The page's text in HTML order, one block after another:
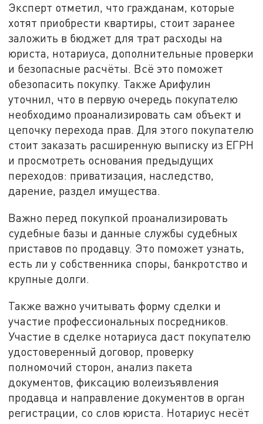
Эксперт отметил, что гражданам, которые
хотят приобрести квартиры, стоит заранее
заложить в бюджет для трат расходы на
юриста, нотариуса, дополнительные проверки
и безопасные расчёты. Всё это поможет
обезопасить покупку. Также Арифулин
уточнил, что в первую очередь покупателю
необходимо проанализировать сам объект и
цепочку перехода прав. Для этого покупателю
стоит заказать расширенную выписку из ЕГРН
и просмотреть основания предыдущих
переходов: приватизация, наследство,
дарение, раздел имущества.
Важно перед покупкой проанализировать
судебные базы и данные службы судебных
приставов по продавцу. Это поможет узнать,
есть ли у собственника споры, банкротство и
крупные долги.
Также важно учитывать форму сделки и
участие профессиональных посредников.
Участие в сделке нотариуса даст покупателю
удостоверенный договор, проверку
полномочий сторон, анализ пакета
документов, фиксацию волеизъявления
продавца и направление документов в орган
регистрации, со слов юриста. Нотариус несёт